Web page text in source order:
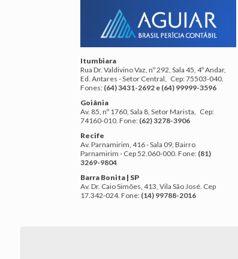
Itumbiara
Rua Dr. Valdivino Vaz, nº 292, Sala 45, 4º Andar,
Ed. Antares - Setor Central, Cep: 75503-040.
Fones: (64) 3431-2692 e (64) 99999-3596
Goiânia
Av. 85, nº 1760, Sala 8, Setor Marista, Cep:
74160-010. Fone: (62) 3278-3906
Recife
Av. Parnamirim, 416 - Sala 09, Bairro
Parnamirim - Cep 52.060-000. Fone: (81)
3269-9804
Barra Bonita | SP
Av. Dr. Caio Simões, 413, Vila São José. Cep
17.342-024. Fone: (14) 99788-2016